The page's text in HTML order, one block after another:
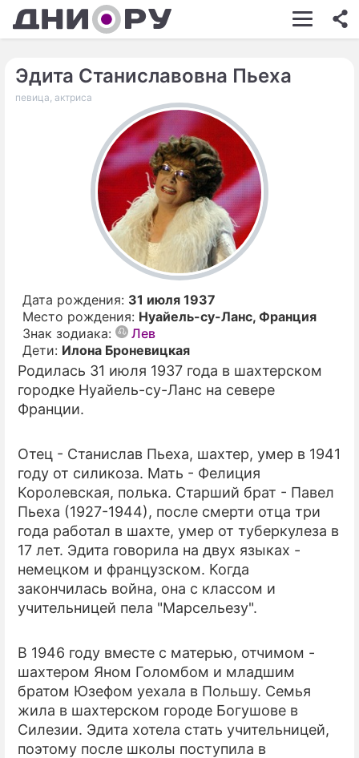
ШОУ-БИЗНЕС
АВТО
НЕДВИЖИМОСТЬ
ЗДОРОВЬЕ
ЭКОНОМИКА
ПРОИСШЕСТВИЯ
СОННИК
СЕРИАЛЫ
ПРЕСС-РЕЛИЗЫ
Эдита Станиславовна Пьеха
певица, актриса
Дата рождения: 31 июля 1937
Место рождения: Нуайель-су-Ланс, Франция
Знак зодиака:
Лев
Дети: Илона Броневицкая
Родилась 31 июля 1937 года в шахтерском
городке Нуайель-су-Ланс на севере
Франции.
Отец - Станислав Пьеха, шахтер, умер в 1941
году от силикоза. Мать - Фелиция
Королевская, полька. Старший брат - Павел
Пьеха (1927-1944), после смерти отца три
года работал в шахте, умер от туберкулеза в
17 лет. Эдита говорила на двух языках -
немецком и французском. Когда
закончилась война, она с классом и
учительницей пела "Марсельезу".
В 1946 году вместе с матерью, отчимом -
шахтером Яном Голомбом и младшим
братом Юзефом уехала в Польшу. Семья
жила в шахтерском городе Богушове в
Силезии. Эдита хотела стать учительницей,
поэтому после школы поступила в